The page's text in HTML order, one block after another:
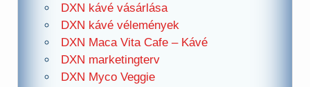
DXN kávé vásárlása
DXN kávé vélemények
DXN Maca Vita Cafe – Kávé
DXN marketingterv
DXN Myco Veggie